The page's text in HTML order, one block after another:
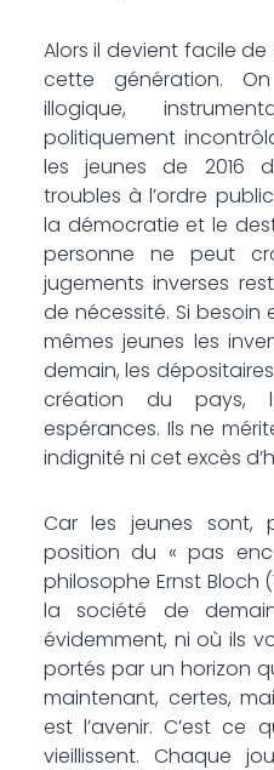
Alors il devient facile
cette génération.
illogique,
politiquement
les jeunes de 2016
troubles à l’ordre
la démocratie et le
personne ne peut
jugements inverses
de nécessité. Si
mêmes jeunes les
demain, les
création du pays,
espérances. Ils ne
indignité ni cet excès
Car les jeunes sont,
position du « pas
philosophe Ernst Bloch
la société de
évidemment, ni où ils
portés par un horizon
maintenant, certes,
est l’avenir. C’est ce
vieillissent. Chaque